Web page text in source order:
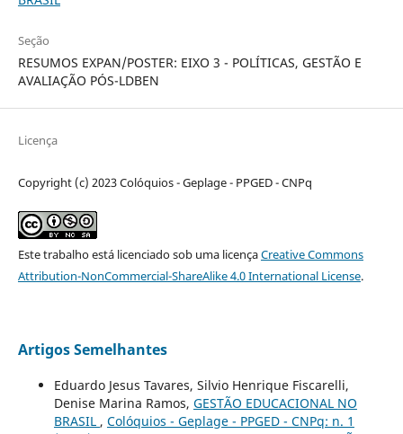
Seção
RESUMOS EXPAN/POSTER: EIXO 3 - POLÍTICAS, GESTÃO E
AVALIAÇÃO PÓS-LDBEN
Licença
Copyright (c) 2023 Colóquios - Geplage - PPGED - CNPq
Este trabalho está licenciado sob uma licençaCreative Commons
Attribution-NonCommercial-ShareAlike 4.0 International License.
Artigos Semelhantes
Eduardo Jesus Tavares, Silvio Henrique Fiscarelli,
Denise Marina Ramos, GESTÃO EDUCACIONAL NO
BRASIL , Colóquios - Geplage - PPGED - CNPq: n. 1